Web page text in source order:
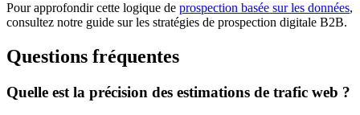
Pour approfondir cette logique de prospection basée sur les données,
consultez notre guide sur les stratégies de prospection digitale B2B.
Questions fréquentes
Quelle est la précision des estimations de trafic web ?